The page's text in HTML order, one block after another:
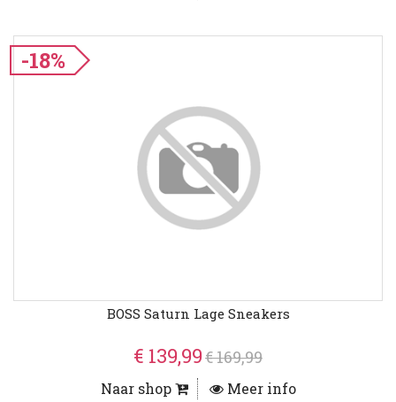
-18%
BOSS Saturn Lage Sneakers
€ 139,99€ 169,99
Naar shop Meer info